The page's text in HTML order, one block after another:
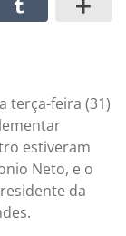
terça-feira (31)
estiveram
Neto, e o
da